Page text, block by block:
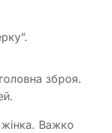
зброя.
Важко